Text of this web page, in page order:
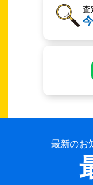
査
最新のお